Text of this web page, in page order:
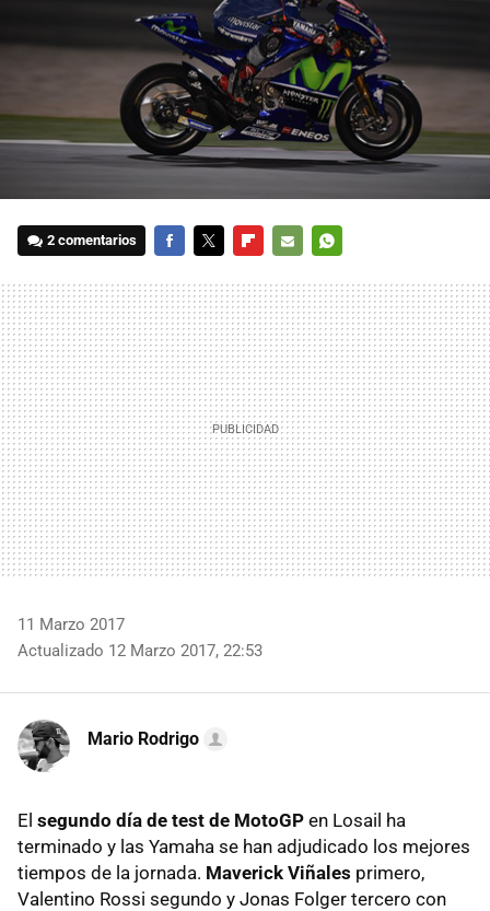
2 comentarios
MAIL
11 Marzo 2017
Actualizado 12 Marzo 2017, 22:53
Mario Rodrigo
El segundo día de test de MotoGP en Losail ha
terminado y las Yamaha se han adjudicado los mejores
tiempos de la jornada. Maverick Viñales primero,
Valentino Rossi segundo y Jonas Folger tercero con